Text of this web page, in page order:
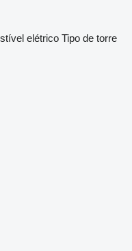
elétrico Tipo de torre